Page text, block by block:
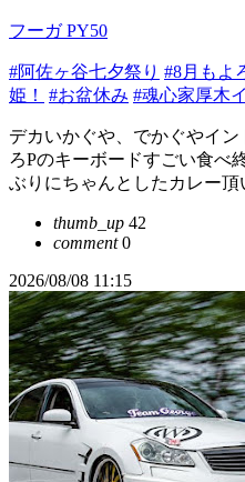
フーガ PY50
#阿佐ヶ谷七夕祭り #8月もよ
姫！
#お盆休み #魂心家厚木
デカいかぐや、でかぐやイ
ろPのキーボードすごい食べ
ぶりにちゃんとしたカレー
thumb_up 42
comment0
2026/08/08 11:15